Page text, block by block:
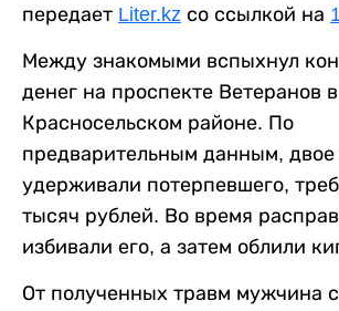
передает Liter.kz со ссылкой на
Между знакомыми вспыхнул
денег на проспекте Ветеранов в
Красносельском районе. По
предварительным данным,
удерживали потерпевшего,
тысяч рублей. Во время
избивали его, а затем облили
От полученных травм мужчина